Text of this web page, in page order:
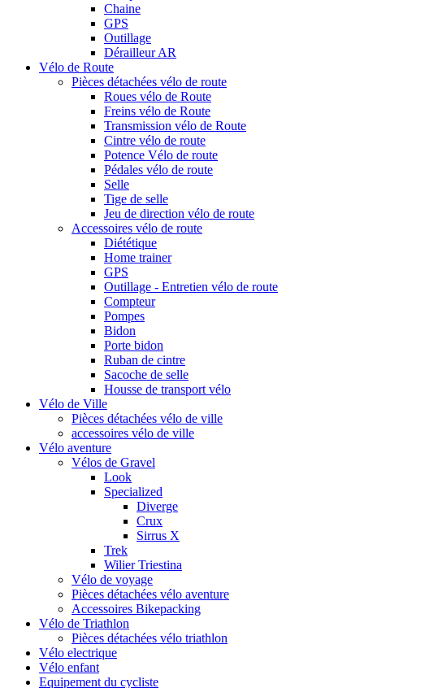
Chaine
GPS
Outillage
Dérailleur AR
Vélo de Route
Pièces détachées vélo de route
Roues vélo de Route
Freins vélo de Route
Transmission vélo de Route
Cintre vélo de route
Potence Vélo de route
Pédales vélo de route
Selle
Tige de selle
Jeu de direction vélo de route
Accessoires vélo de route
Diététique
Home trainer
GPS
Outillage - Entretien vélo de route
Compteur
Pompes
Bidon
Porte bidon
Ruban de cintre
Sacoche de selle
Housse de transport vélo
Vélo de Ville
Pièces détachées vélo de ville
accessoires vélo de ville
Vélo aventure
Vélos de Gravel
Look
Specialized
Diverge
Crux
Sirrus X
Trek
Wilier Triestina
Vélo de voyage
Pièces détachées vélo aventure
Accessoires Bikepacking
Vélo de Triathlon
Pièces détachées vélo triathlon
Vélo electrique
Vélo enfant
Equipement du cycliste